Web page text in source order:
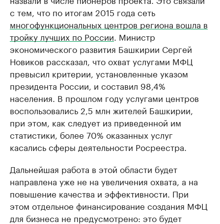
с тем, что по итогам 2015 года сеть
многофункциональных центров региона вошла в
тройку лучших по России. Министр
экономического развития Башкирии Сергей
Новиков рассказал, что охват услугами МФЦ
превысил критерии, установленные указом
президента России, и составил 98,4%
населения. В прошлом году услугами центров
воспользовались 2,5 млн жителей Башкирии,
при этом, как следует из приведенной им
статистики, более 70% оказанных услуг
касались сферы деятельности Росреестра.
Дальнейшая работа в этой области будет
направлена уже не на увеличения охвата, а на
повышение качества и эффективности. При
этом отдельное финансирование создания МФЦ
для бизнеса не предусмотрено: это будет